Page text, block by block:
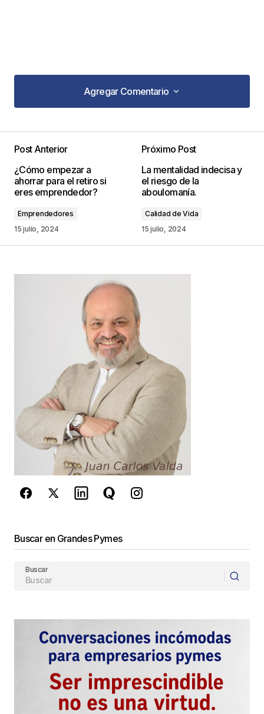
Agregar Comentario
Agregar Comentario
publicada. Los campos obligatorios están
marcados con*
Comentario
*
Guarda mi nombre, correo electrónico y web en
este navegador para la próxima vez que
comente.
Este sitio esta protegido por
reCAPTCHA y laPolítica de
privacidady losTérminos del servicio
de Google se aplican.
Post Anterior
¿Cómo empezar a
ahorrar para el retiro si
eres emprendedor?
Emprendedores
15 julio, 2024
Próximo Post
La mentalidad indecisa y
el riesgo de la
aboulomanía.
Calidad de Vida
15 julio, 2024
Buscar en Grandes Pymes
Buscar